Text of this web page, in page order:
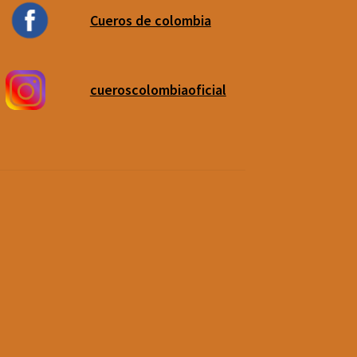
Cueros de colombia
cueroscolombiaoficial